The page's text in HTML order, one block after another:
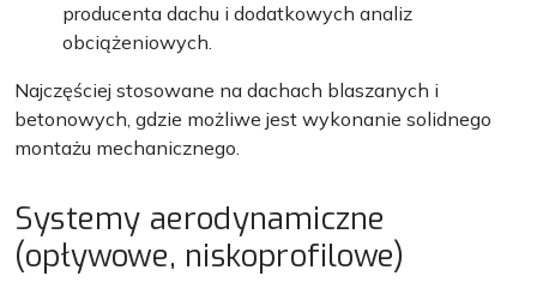
producenta dachu i dodatkowych analiz
obciążeniowych.
Najczęściej stosowane na dachach blaszanych i
betonowych, gdzie możliwe jest wykonanie solidnego
montażu mechanicznego.
Systemy aerodynamiczne
(opływowe, niskoprofilowe)